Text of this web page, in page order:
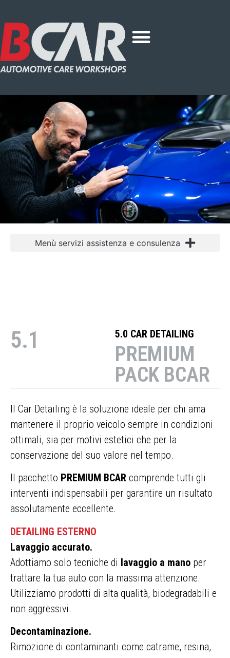
5.1 5.0 CAR DETAILING
PREMIUM
PACK BCAR
Il Car Detailing è la soluzione ideale per chi ama
mantenere il proprio veicolo sempre in condizioni
ottimali, sia per motivi estetici che per la
conservazione del suo valore nel tempo.
Il pacchetto PREMIUM BCAR comprende tutti gli
interventi indispensabili per garantire un risultato
assolutamente eccellente.
DETAILING ESTERNO
Lavaggio accurato.
Adottiamo solo tecniche di lavaggio a mano per
trattare la tua auto con la massima attenzione.
Utilizziamo prodotti di alta qualità, biodegradabili e
non aggressivi.
Decontaminazione.
Rimozione di contaminanti come catrame, resina,